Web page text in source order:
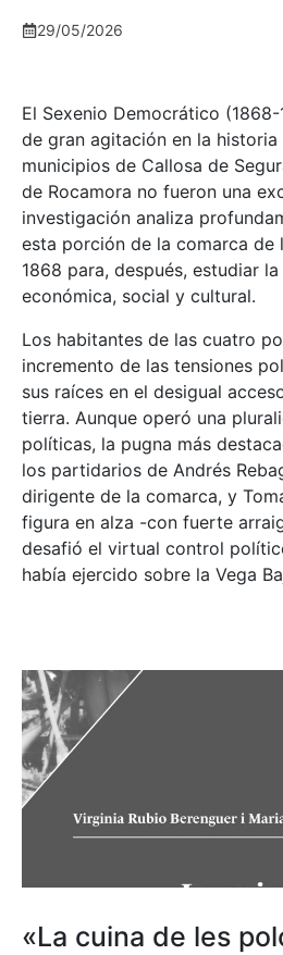
29/05/2026
El Sexenio Democrático
de gran agitación en la historia
municipios de Callosa de
de Rocamora no fueron una
investigación analiza
esta porción de la comarca de
1868 para, después, estudiar
económica, social y cultural.
Los habitantes de las cuatro
incremento de las tensiones
sus raíces en el desigual
tierra. Aunque operó una
políticas, la pugna más
los partidarios de Andrés
dirigente de la comarca, y
figura en alza -con fuerte
desafió el virtual control
había ejercido sobre la Vega
«La cuina de les